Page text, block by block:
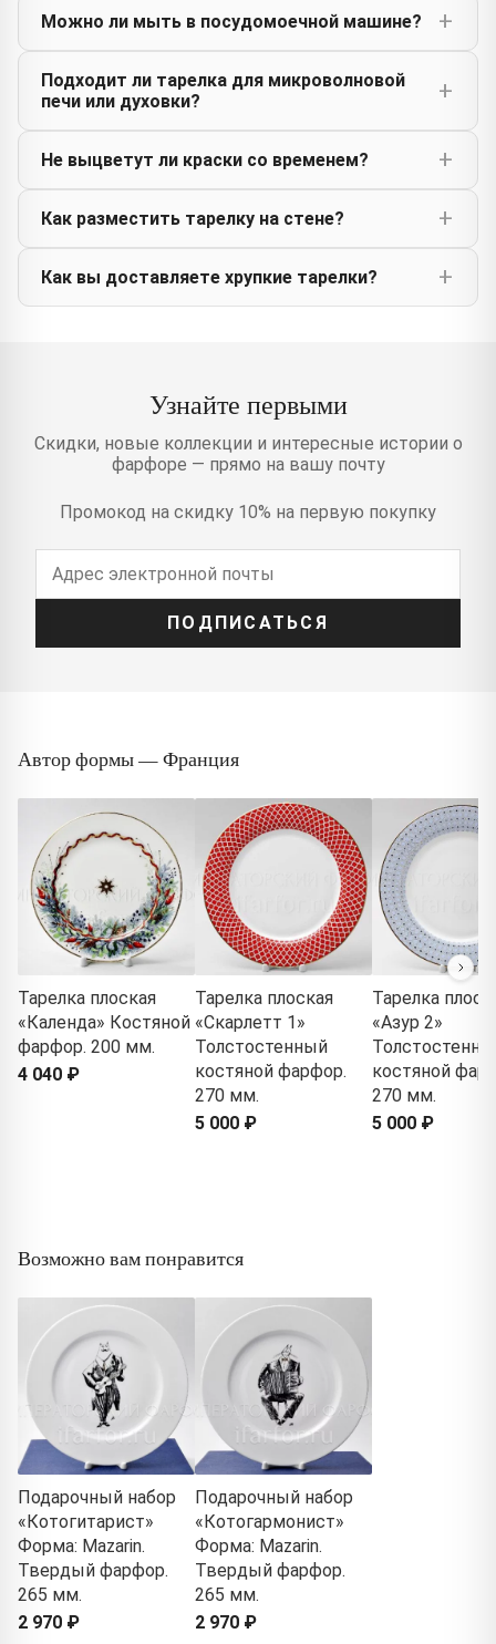
Можно ли мыть в посудомоечной машине?
Подходит ли тарелка для микроволновой
печи или духовки?
Не выцветут ли краски со временем?
Как разместить тарелку на стене?
Как вы доставляете хрупкие тарелки?
Узнайте первыми
Скидки, новые коллекции и интересные истории о
фарфоре — прямо на вашу почту
Промокод на скидку 10% на первую покупку
ПОДПИСАТЬСЯ
Автор формы — Франция
Тарелка плоская
«Календа» Костяной
фарфор. 200 мм.
4 040 ₽
Тарелка плоская
«Скарлетт 1»
Толстостенный
костяной фарфор.
270 мм.
5 000 ₽
Тарелка
«Азур 2»
костяной
270 мм.
5 000 ₽
Возможно вам понравится
Подарочный набор
«Котогитарист»
Форма: Mazarin.
Твердый фарфор.
265 мм.
2 970 ₽
Подарочный набор
«Котогармонист»
Форма: Mazarin.
Твердый фарфор.
265 мм.
2 970 ₽